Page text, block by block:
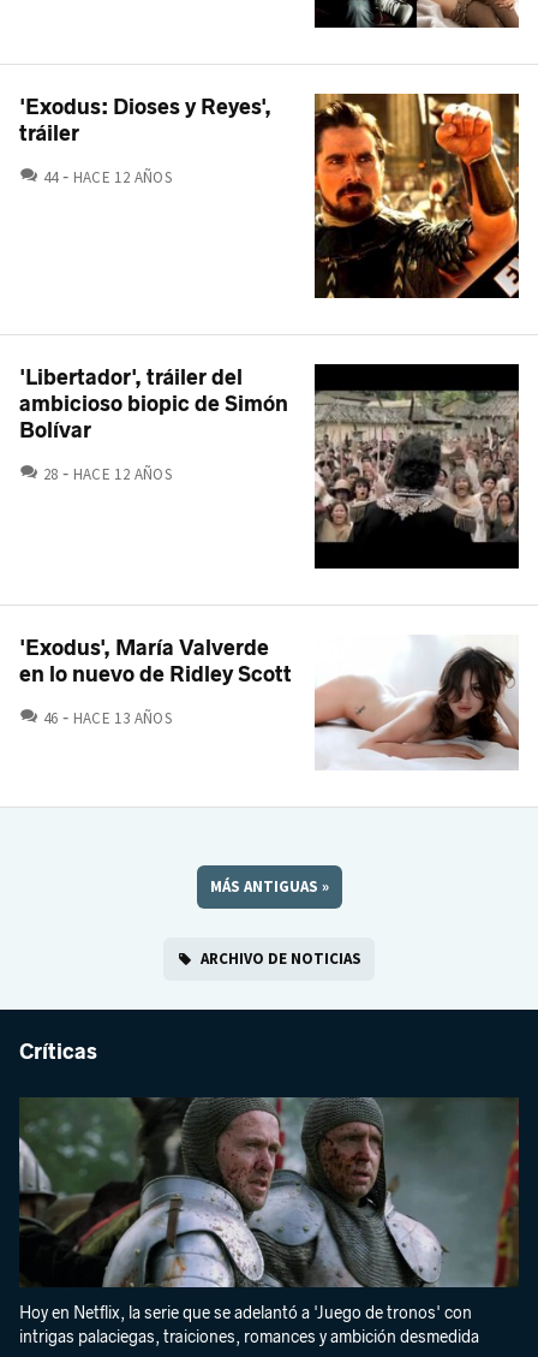
'Exodus: Dioses y Reyes',
tráiler
44 COMENTARIOS
HACE 12 AÑOS
'Libertador', tráiler del
ambicioso biopic de Simón
Bolívar
28 COMENTARIOS
HACE 12 AÑOS
'Exodus', María Valverde
en lo nuevo de Ridley Scott
46 COMENTARIOS
HACE 13 AÑOS
MÁS ANTIGUAS »
ARCHIVO DE NOTICIAS
Críticas
Hoy en Netflix, la serie que se adelantó a 'Juego de tronos' con
intrigas palaciegas, traiciones, romances y ambición desmedida